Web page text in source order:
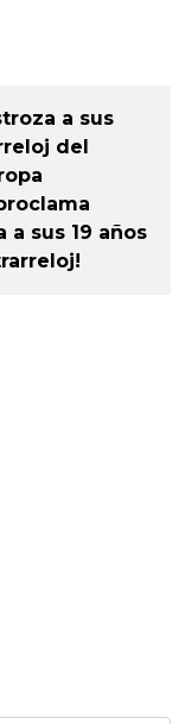
a sus
del
a sus 19 años